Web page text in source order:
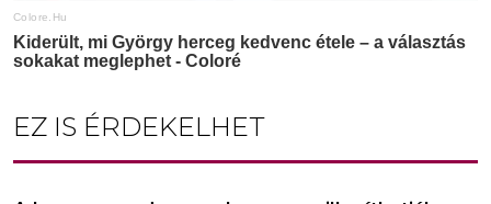
EZ IS ÉRDEKELHET